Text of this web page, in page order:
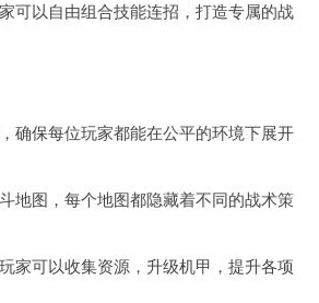
可以自由组合技能连招，打造专属的战
确保每位玩家都能在公平的环境下展开
地图，每个地图都隐藏着不同的战术策
家可以收集资源，升级机甲，提升各项